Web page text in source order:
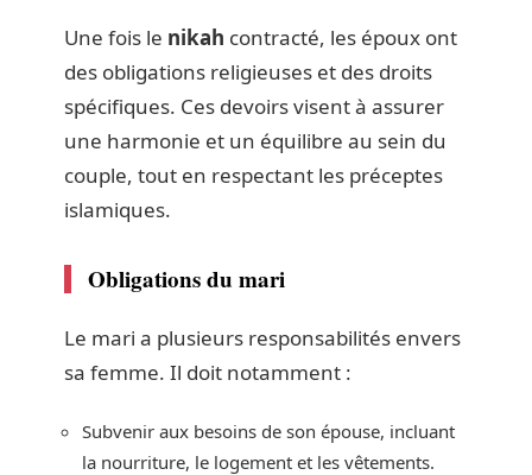
Une fois le nikah contracté, les époux ont
des obligations religieuses et des droits
spécifiques. Ces devoirs visent à assurer
une harmonie et un équilibre au sein du
couple, tout en respectant les préceptes
islamiques.
Obligations du mari
Le mari a plusieurs responsabilités envers
sa femme. Il doit notamment :
Subvenir aux besoins de son épouse, incluant
la nourriture, le logement et les vêtements.